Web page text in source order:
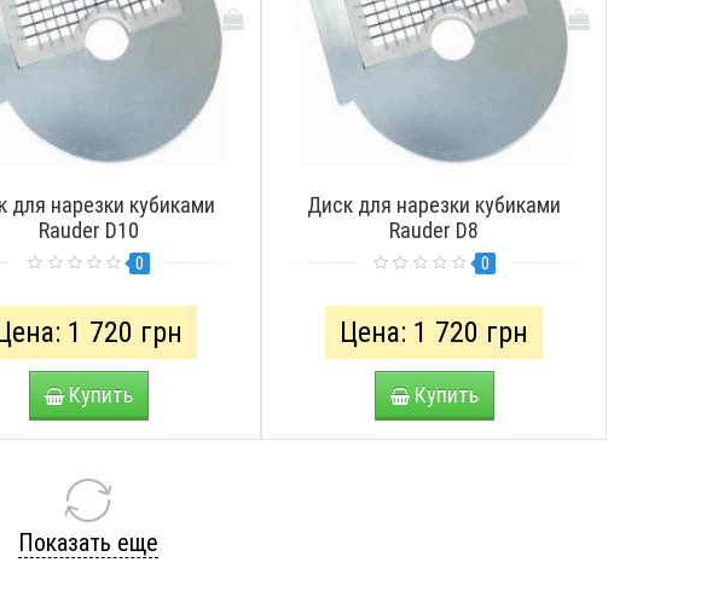
для нарезки кубиками
Rauder D10
0
1 720 грн
Купить
Диск для нарезки кубиками
Rauder D8
0
Цена: 1 720 грн
Купить
Показать еще